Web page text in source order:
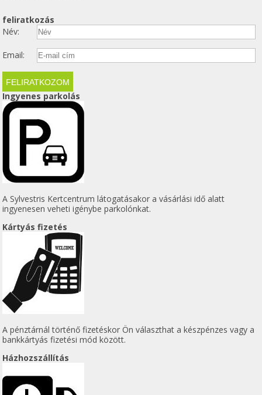
feliratkozás
Név:
Email:
Ingyenes parkolás
A Sylvestris Kertcentrum látogatásakor a vásárlási idő alatt
ingyenesen veheti igénybe parkolónkat.
Kártyás fizetés
A pénztárnál történő fizetéskor Ön választhat a készpénzes vagy a
bankkártyás fizetési mód között.
Házhozszállítás